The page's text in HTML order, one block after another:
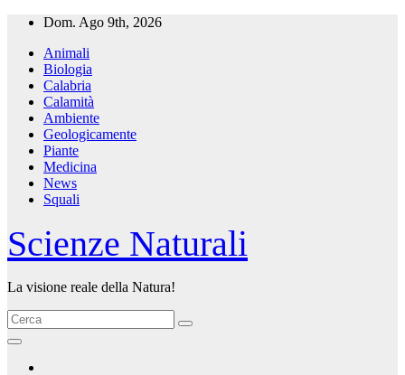
Salta
contenuto
Dom. Ago 9th, 2026
Animali
Biologia
Calabria
Calamità
Ambiente
Geologicamente
Piante
Medicina
News
Squali
Scienze Naturali
La visione reale della Natura!